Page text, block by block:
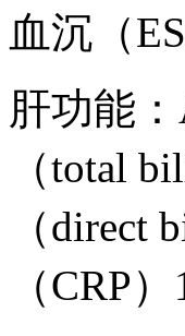
血沉（
肝功能
（total
（
（CRP